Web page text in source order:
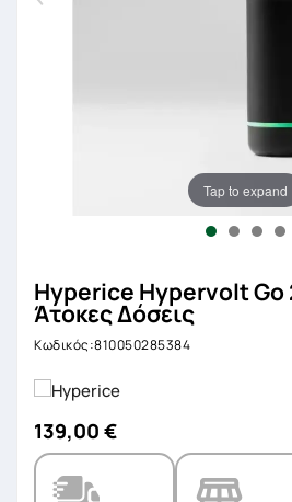
Tap to expand
Hyperice Hypervolt Go
Άτοκες Δόσεις
Κωδικός:810050285384
139,00 €